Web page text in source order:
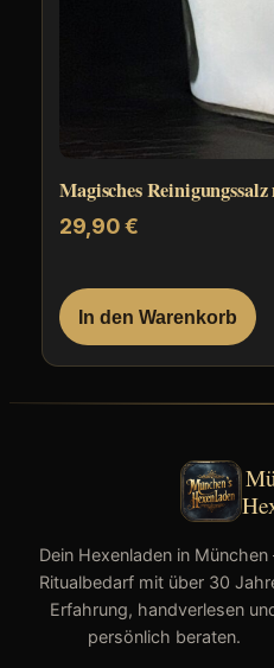
Magisches
29,90€
In den Warenkorb
Dein Hexenladen in
Ritualbedarf mit über 30
Erfahrung, handverlesen
persönlich beraten.